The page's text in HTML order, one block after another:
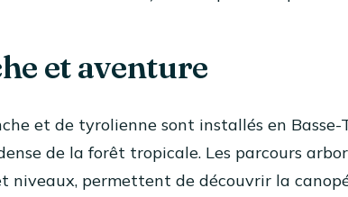
et aventure
et de tyrolienne sont installés en Basse-
de la forêt tropicale. Les parcours
niveaux, permettent de découvrir la